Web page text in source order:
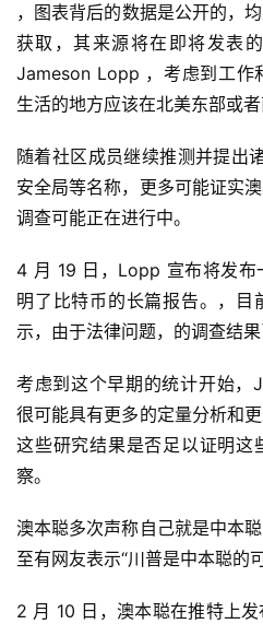
，图表背后的数据是公开的，
获取，其来源将在即将发表
Jameson Lopp ，考虑到工作
生活的地方应该在北美东部或者
随着社区成员继续推测并提出
安全局等名称，更多可能证实
调查可能正在进行中。
4 月 19 日，Lopp 宣布将发布
明了比特币的长篇报告。，目
示，由于法律问题，的调查结果
考虑到这个早期的统计开始
很可能具有更多的定量分析和
这些研究结果是否足以证明这
察。
澳本聪多次声称自己就是中本
至有网友表示“川普是中本聪的
2 月 10 日，澳本聪在推特上